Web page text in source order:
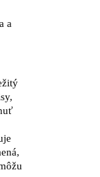
a